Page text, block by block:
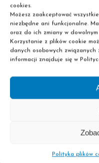
cookies.
Możesz zaakceptować
niezbędne ani funkcjonalne.
oraz do ich zmiany w dowolnym
Korzystanie z plików cookie
danych osobowych
informacji znajduje się w
Polityka plików
Dziś zabiegi
ale także emocji,
świecie pełnym
coraz więcej kobiet, ale
w salonie
oddechu, wyciszenia i
klienci nie szukają już
czuć się dobrze w
twarzy, aromaterapia
zarówno wygląd, jak i